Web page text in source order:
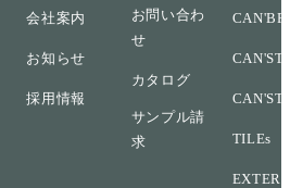
会社案内
お知らせ
採用情報
お問い合わ
せ
カタログ
サンプル請
求
TILEs